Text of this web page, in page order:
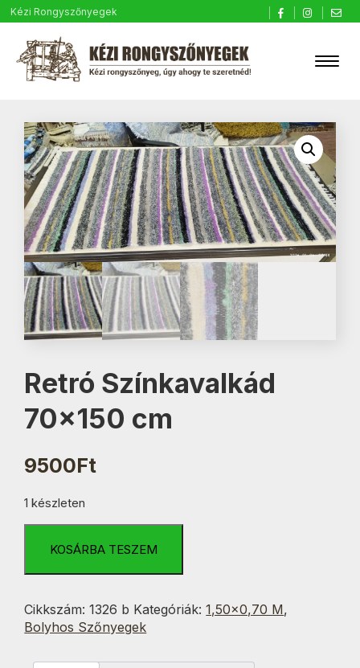
Kézi Rongyszőnyegek
Retró Színkavalkád
70×150 cm
9500Ft
1 készleten
Színkavalkád
mennyiség
KOSÁRBA TESZEM
Cikkszám:1326 b Kategóriák:1,50×0,70 M,
Bolyhos Szőnyegek